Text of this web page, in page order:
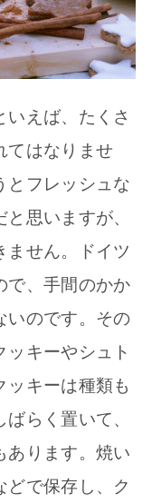
いえば、たくさ
てはなりませ
とフレッシュな
思いますが、
ません。ドイツ
で、手間のかか
いのです。その
キーやシュト
ッキーは種類も
らく置いて、
あります。焼い
どで保存し、ク